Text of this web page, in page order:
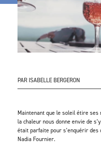
PAR ISABELLE BERGERON
Maintenant que le soleil étire
la chaleur nous donne envie de
était parfaite pour s’enquérir
Nadia Fournier.